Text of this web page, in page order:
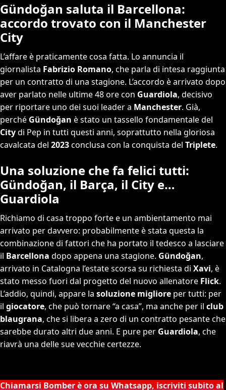
Gündoğan saluta il Barcellona:
accordo trovato con il Manchester
City
L’affare è praticamente cosa fatta. Lo annuncia il
giornalista Fabrizio Romano, che parla di intesa raggiunta
per un contratto di una stagione. L’accordo è arrivato dopo
aver parlato nelle ultime 48 ore con Guardiola, decisivo
per riportare uno dei suoi leader a Manchester. Già,
perché Gündoğan è stato un tassello fondamentale del
Citydi Pep in tutti questi anni, soprattutto nella gloriosa
cavalcata del 2023conclusa con la conquista del Triplete.
Una soluzione che fa felici tutti:
Gündoğan, il Barça, il City e…
Guardiola
Richiamo di casa troppo forte e un ambientamento mai
arrivato per davvero: probabilmente è stata questa la
combinazione di fattori che ha portato il tedesco a lasciare
il Barcellona dopo appena una stagione. Gündoğan,
arrivato in Catalogna l’estate scorsa su richiesta di Xavi, è
stato messo fuori dal progetto del nuovo allenatore Flick.
L’addio, quindi, appare la soluzione migliore per tutti: per
il giocatore, che può tornare “a casa”, ma anche per il club
blaugrana, che si libera a zero di un contratto pesante che
sarebbe durato altri due anni. E pure per Guardiola, che
riavrà una delle sue vecchie certezze.
Chiamarsi Bomber è ora su Whatsapp, iscriviti subito al